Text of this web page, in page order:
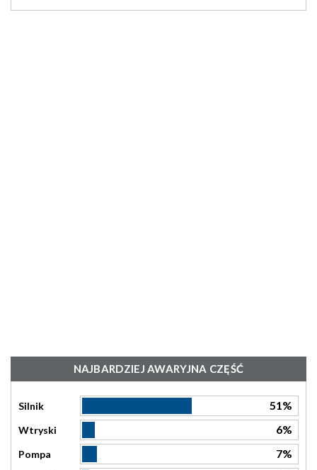
NAJBARDZIEJ AWARYJNA CZĘŚĆ
Silnik 51%
Wtryski 6%
Pompa 7%